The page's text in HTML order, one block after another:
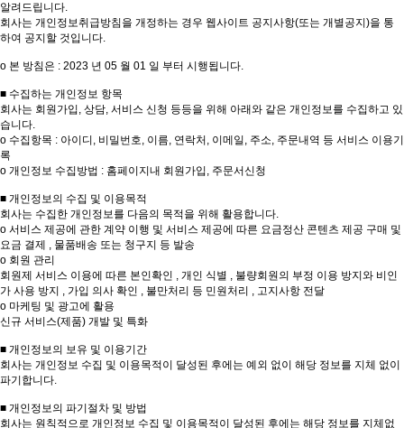
알려드립니다.
회사는 개인정보취급방침을 개정하는 경우 웹사이트 공지사항(또는 개별공지)을 통
하여 공지할 것입니다.
ο 본 방침은 : 2023 년 05 월 01 일 부터 시행됩니다.
■ 수집하는 개인정보 항목
회사는 회원가입, 상담, 서비스 신청 등등을 위해 아래와 같은 개인정보를 수집하고 있
습니다.
ο 수집항목 : 아이디, 비밀번호, 이름, 연락처, 이메일, 주소, 주문내역 등 서비스 이용기
록
ο 개인정보 수집방법 : 홈페이지내 회원가입, 주문서신청
■ 개인정보의 수집 및 이용목적
회사는 수집한 개인정보를 다음의 목적을 위해 활용합니다.
ο 서비스 제공에 관한 계약 이행 및 서비스 제공에 따른 요금정산 콘텐츠 제공 구매 및
요금 결제 , 물품배송 또는 청구지 등 발송
ο 회원 관리
회원제 서비스 이용에 따른 본인확인 , 개인 식별 , 불량회원의 부정 이용 방지와 비인
가 사용 방지 , 가입 의사 확인 , 불만처리 등 민원처리 , 고지사항 전달
ο 마케팅 및 광고에 활용
신규 서비스(제품) 개발 및 특화
■ 개인정보의 보유 및 이용기간
회사는 개인정보 수집 및 이용목적이 달성된 후에는 예외 없이 해당 정보를 지체 없이
파기합니다.
■ 개인정보의 파기절차 및 방법
회사는 원칙적으로 개인정보 수집 및 이용목적이 달성된 후에는 해당 정보를 지체없